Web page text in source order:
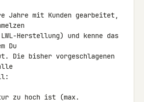
Jahre mit Kunden gearbeitet,
Herstellung) und kenne das
Du
Die bisher vorgeschlagenen
zu hoch ist (max.